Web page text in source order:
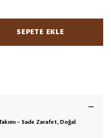
SEPETE EKLE
– Sade Zarafet, Doğal